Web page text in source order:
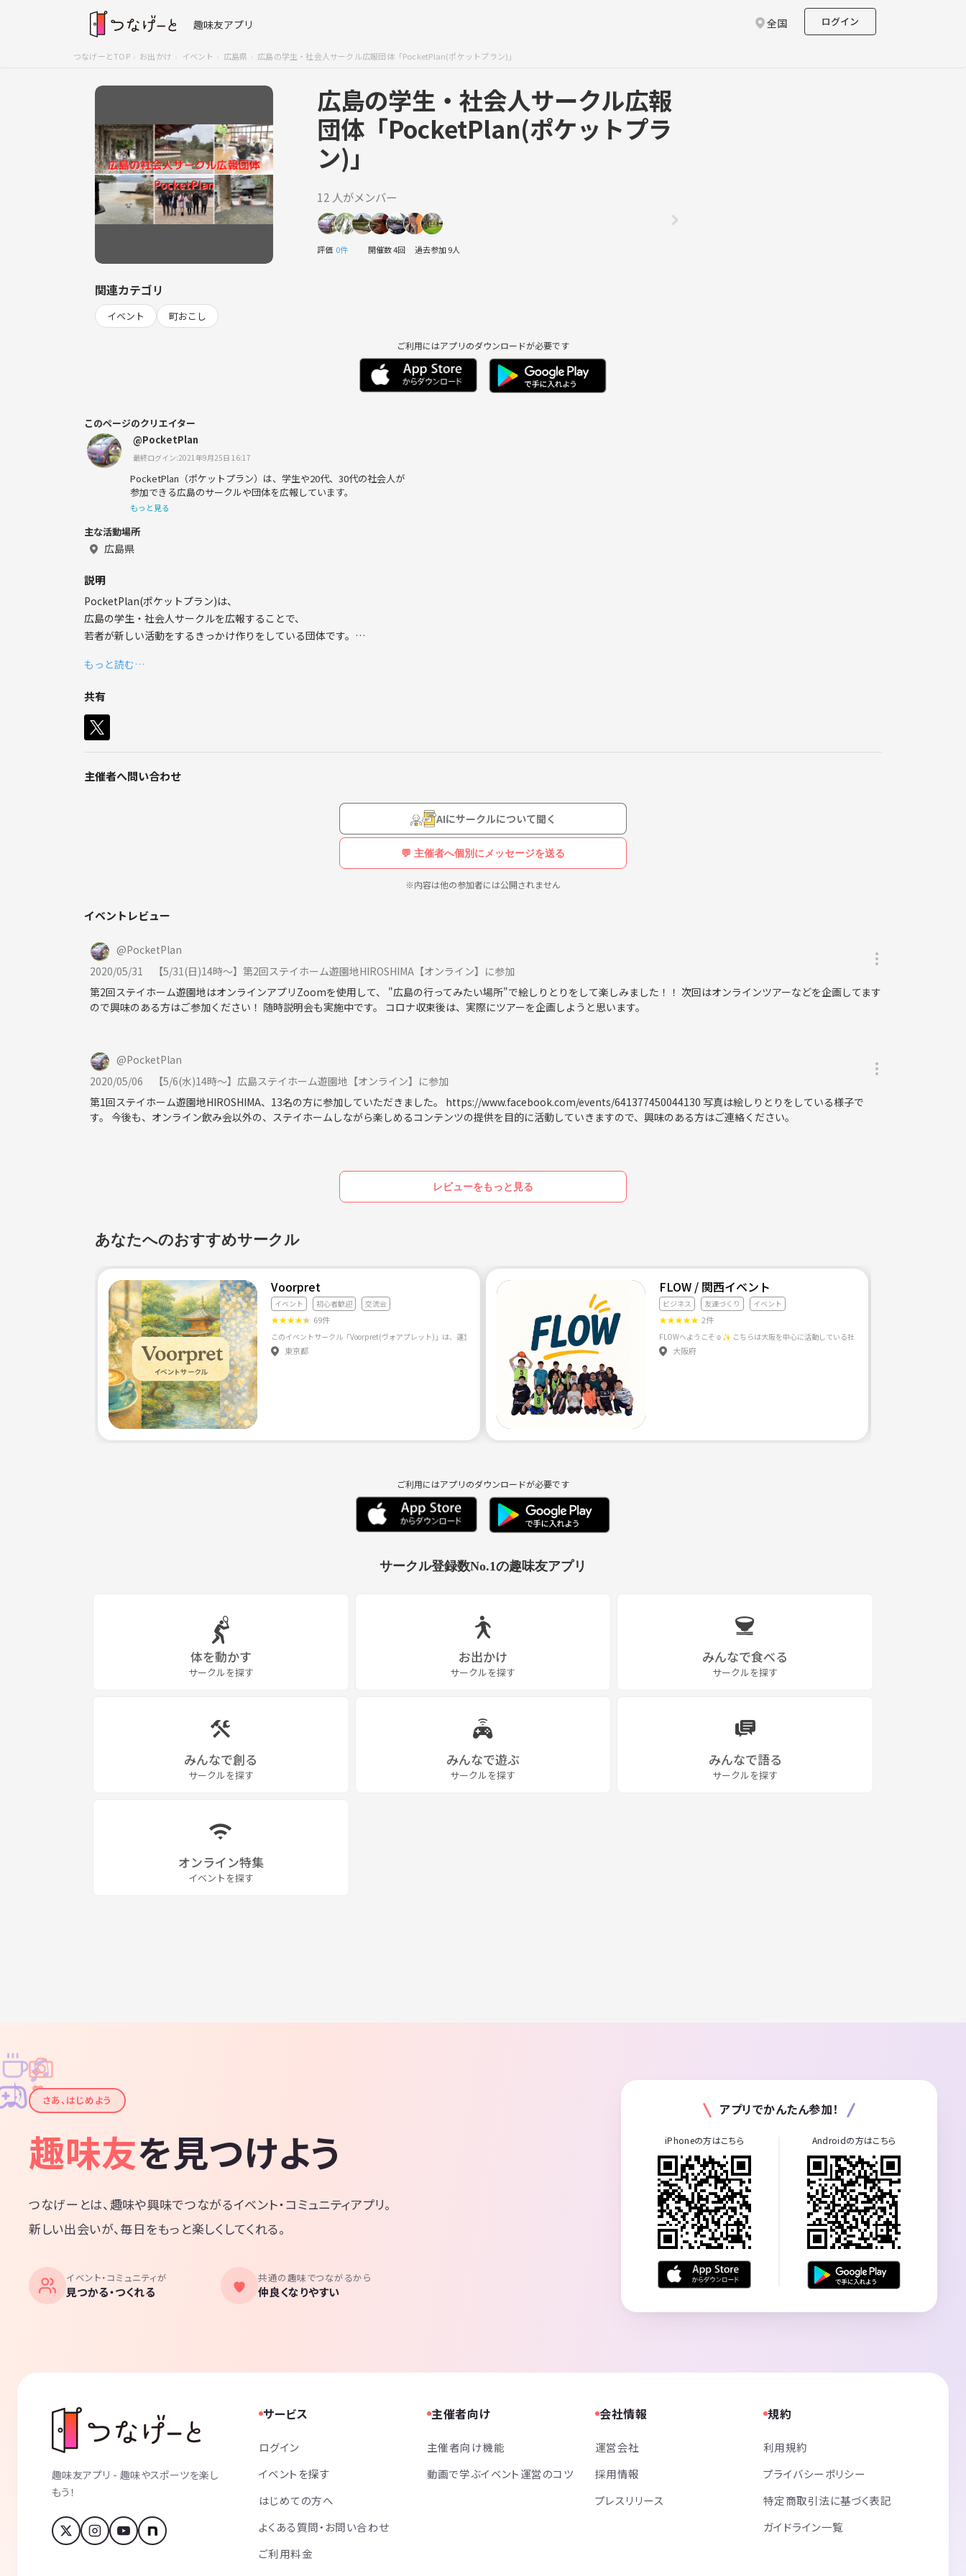
趣味友アプリ 全国 ログイン
つなげーとTOP お出かけ イベント 広島県 広島の学生・社会人サークル広報団体「PocketPlan(ポケットプラン)」
広島の学生・社会人サークル広報
団体「PocketPlan(ポケットプラ
ン)」
12 人がメンバー
評価 0件 開催数 4回 過去参加 9人
関連カテゴリ
イベント 町おこし
ご利用にはアプリのダウンロードが必要です
このページのクリエイター
@PocketPlan
最終ログイン:2021年9月25日 16:17
PocketPlan（ポケットプラン）は、学生や20代、30代の社会人が
参加できる広島のサークルや団体を広報しています。
もっと見る
主な活動場所
広島県
説明
PocketPlan(ポケットプラン)は、
広島の学生・社会人サークルを広報することで、
若者が新しい活動をするきっかけ作りをしている団体です。
学生時代は部活やサークルに打ち込んでいて充実した日常を送っていたのに、
気がつけば家と会社の往復以外には何も無い…って生活になっていませんか？
でも、学生・社会人が参加できるサークルって実は世の中にたくさんあるんです。
私たちは、
・オンラインでのイベントの企画・運営
・サークルの広報・検索ツールの立ち上げ(LINEオープンチャット)
などの活動をしています。(2020/08/21 追記)
PocketPlanのことが少しでも気になったあなた、
毎月オンラインでの説明会を実施していますので、ぜひ足を運んでみてください♪
※以下に該当する方のご参加はお断りしております。
・勧誘・セールス等を目的とした方
・ネットワークビジネス関係者の方
もっと読む…
共有
主催者へ問い合わせ
AIにサークルについて聞く
💬 主催者へ個別にメッセージを送る
※内容は他の参加者には公開されません
イベントレビュー
@PocketPlan
2020/05/31
【5/31(日)14時～】第2回ステイホーム遊園地HIROSHIMA【オンライン】に参加
第2回ステイホーム遊園地はオンラインアプリZoomを使用して、 "広島の行ってみたい場所"で絵しりとりをして楽しみました！！ 次回はオンラインツアーなどを企画してます
ので興味のある方はご参加ください！ 随時説明会も実施中です。 コロナ収束後は、実際にツアーを企画しようと思います。
@PocketPlan
2020/05/06
【5/6(水)14時～】広島ステイホーム遊園地【オンライン】に参加
第1回ステイホーム遊園地HIROSHIMA、13名の方に参加していただきました。 https://www.facebook.com/events/641377450044130 写真は絵しりとりをしている様子で
す。 今後も、オンライン飲み会以外の、ステイホームしながら楽しめるコンテンツの提供を目的に活動していきますので、興味のある方はご連絡ください。
レビューをもっと見る
あなたへのおすすめサークル
Voorpret
イベント 初心者歓迎 交流会
★★★★★ 69件
東京都
FLOW / 関西イベント
ビジネス 友達づくり イベント
★★★★★ 2件
大阪府
ご利用にはアプリのダウンロードが必要です
サークル登録数No.1の趣味友アプリ
体を動かす
サークルを探す
お出かけ
サークルを探す
みんなで食べる
サークルを探す
みんなで創る
サークルを探す
みんなで遊ぶ
サークルを探す
みんなで語る
サークルを探す
オンライン特集
イベントを探す
✦
✦
✧
✧
♪
♫
さあ、はじめよう
趣味友を見つけよう
つなげーとは、趣味や興味でつながるイベント・コミュニティアプリ。
新しい出会いが、毎日をもっと楽しくしてくれる。
イベント・コミュニティが
見つかる・つくれる
共通の趣味でつながるから
仲良くなりやすい
アプリでかんたん参加！
iPhoneの方はこちら Androidの方はこちら
趣味友アプリ - 趣味やスポーツを楽し
もう！
サービス
ログイン
イベントを探す
はじめての方へ
よくある質問・お問い合わせ
ご利用料金
主催者向け
主催者向け機能
動画で学ぶイベント運営のコツ
会社情報
運営会社
採用情報
プレスリリース
規約
利用規約
プライバシーポリシー
特定商取引法に基づく表記
ガイドライン一覧